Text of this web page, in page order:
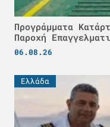
Προγράμματα
Παροχή
06.08.26
Ελλάδα